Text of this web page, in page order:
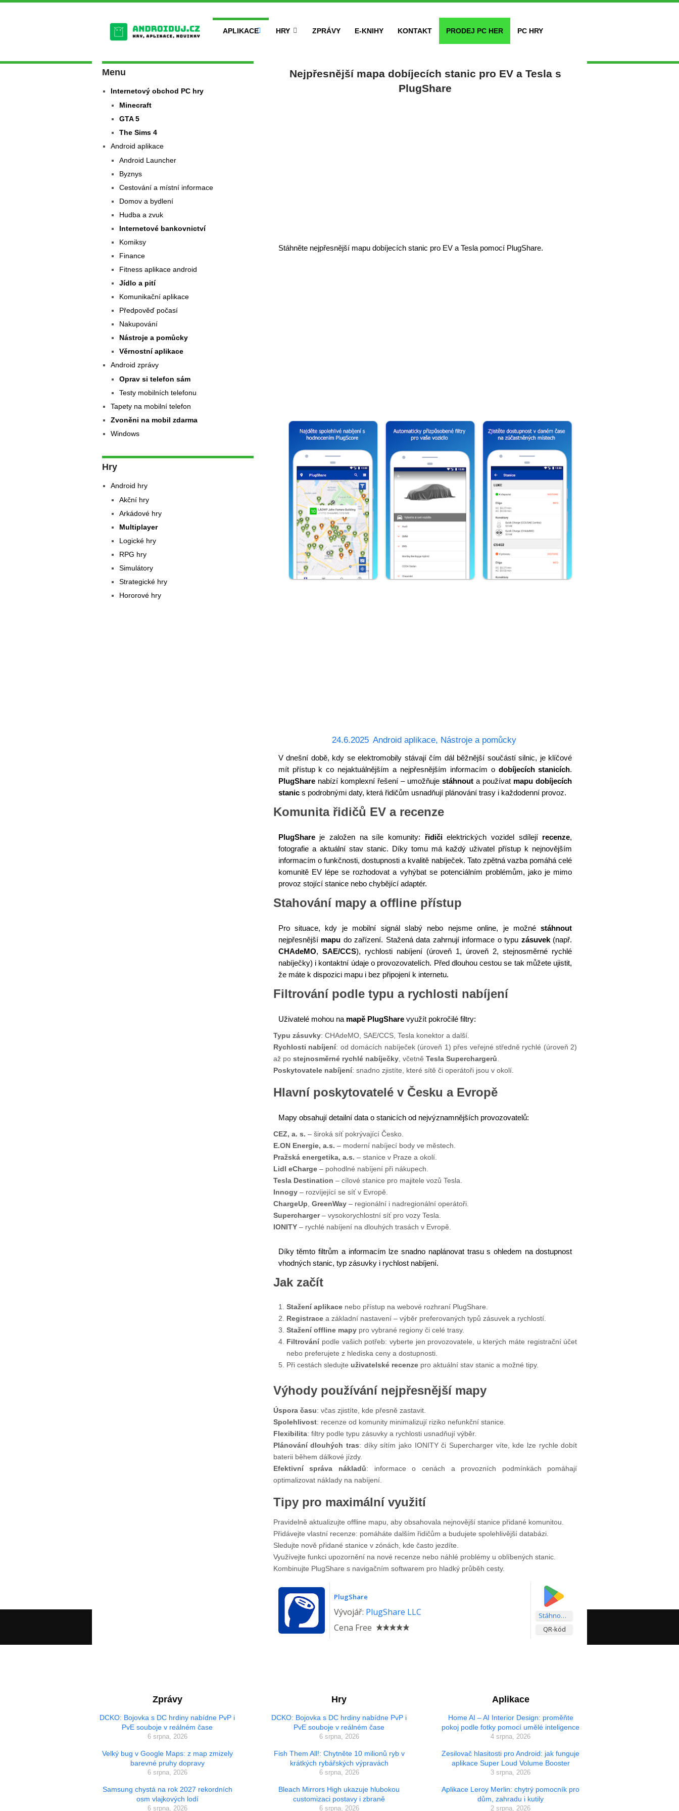
APLIKACE HRY ZPRÁVY E-KNIHY KONTAKT PRODEJ PC HER PC HRY
Nejpřesnější mapa dobíjecích stanic pro EV a Tesla s
PlugShare
Stáhněte nejpřesnější mapu dobíjecích stanic pro EV a Tesla pomocí PlugShare.
24.6.2025 Android aplikace, Nástroje a pomůcky
V dnešní době, kdy se elektromobily stávají čím dál běžnější součástí silnic, je klíčové
mít přístup k co nejaktuálnějším a nejpřesnějším informacím o dobíjecích stanicích.
PlugSharenabízí komplexní řešení – umožňujestáhnout a používat mapu dobíjecích
stanics podrobnými daty, která řidičům usnadňují plánování trasy i každodenní provoz.
Komunita řidičů EV a recenze
PlugShareje založen na síle komunity: řidičielektrických vozidel sdílejí recenze,
fotografie a aktuální stav stanic. Díky tomu má každý uživatel přístup k nejnovějším
informacím o funkčnosti, dostupnosti a kvalitě nabíječek. Tato zpětná vazba pomáhá celé
komunitě EV lépe se rozhodovat a vyhýbat se potenciálním problémům, jako je mimo
provoz stojící stanice nebo chybějící adaptér.
Stahování mapy a offline přístup
Pro situace, kdy je mobilní signál slabý nebo nejsme online, je možnéstáhnout
nejpřesnější mapu do zařízení. Stažená data zahrnují informace o typu zásuvek(např.
CHAdeMO, SAE/CCS), rychlosti nabíjení (úroveň 1, úroveň 2, stejnosměrné rychlé
nabíječky) i kontaktní údaje o provozovatelích. Před dlouhou cestou se tak můžete ujistit,
že máte k dispozici mapu i bez připojení k internetu.
Filtrování podle typu a rychlosti nabíjení
Uživatelé mohou na mapě PlugSharevyužít pokročilé filtry:
Typu zásuvky: CHAdeMO, SAE/CCS, Tesla konektor a další.
Rychlosti nabíjení: od domácích nabíječek (úroveň 1) přes veřejné středně rychlé (úroveň 2)
až po stejnosměrné rychlé nabíječky, včetně Tesla Superchargerů.
Poskytovatele nabíjení: snadno zjistíte, které sítě či operátoři jsou v okolí.
Hlavní poskytovatelé v Česku a Evropě
Mapy obsahují detailní data o stanicích od nejvýznamnějších provozovatelů:
CEZ, a. s. – široká síť pokrývající Česko.
E.ON Energie, a.s. – moderní nabíjecí body ve městech.
Pražská energetika, a.s. – stanice v Praze a okolí.
Lidl eCharge– pohodlné nabíjení při nákupech.
Tesla Destination – cílové stanice pro majitele vozů Tesla.
Innogy– rozvíjející se síť v Evropě.
ChargeUp, GreenWay– regionální i nadregionální operátoři.
Supercharger– vysokorychlostní síť pro vozy Tesla.
IONITY– rychlé nabíjení na dlouhých trasách v Evropě.
Díky těmto filtrům a informacím lze snadno naplánovat trasu s ohledem na dostupnost
vhodných stanic, typ zásuvky i rychlost nabíjení.
Jak začít
Stažení aplikace nebo přístup na webové rozhraní PlugShare.
Registrace a základní nastavení – výběr preferovaných typů zásuvek a rychlostí.
Stažení offline mapy pro vybrané regiony či celé trasy.
Filtrovánípodle vašich potřeb: vyberte jen provozovatele, u kterých máte registrační účet
nebo preferujete z hlediska ceny a dostupnosti.
Při cestách sledujte uživatelské recenze pro aktuální stav stanic a možné tipy.
Výhody používání nejpřesnější mapy
Úspora času: včas zjistíte, kde přesně zastavit.
Spolehlivost: recenze od komunity minimalizují riziko nefunkční stanice.
Flexibilita: filtry podle typu zásuvky a rychlosti usnadňují výběr.
Plánování dlouhých tras: díky sítím jako IONITY či Supercharger víte, kde lze rychle dobít
baterii během dálkové jízdy.
Efektivní správa nákladů: informace o cenách a provozních podmínkách pomáhají
optimalizovat náklady na nabíjení.
Tipy pro maximální využití
Pravidelně aktualizujte offline mapu, aby obsahovala nejnovější stanice přidané komunitou.
Přidávejte vlastní recenze: pomáháte dalším řidičům a budujete spolehlivější databázi.
Sledujte nově přidané stanice v zónách, kde často jezdíte.
Využívejte funkci upozornění na nové recenze nebo náhlé problémy u oblíbených stanic.
Kombinujte PlugShare s navigačním softwarem pro hladký průběh cesty.
Stáhnout aplikaci
QR-kód
PlugShare
Vývojář: PlugShare LLC
Cena Free
Menu
Internetový obchod PC hry
Minecraft
GTA 5
The Sims 4
Android aplikace
Android Launcher
Byznys
Cestování a místní informace
Domov a bydlení
Hudba a zvuk
Internetové bankovnictví
Komiksy
Finance
Fitness aplikace android
Jídlo a pití
Komunikační aplikace
Předpověď počasí
Nakupování
Nástroje a pomůcky
Věrnostní aplikace
Android zprávy
Oprav si telefon sám
Testy mobilních telefonu
Tapety na mobilní telefon
Zvoněni na mobil zdarma
Windows
Hry
Android hry
Akční hry
Arkádové hry
Multiplayer
Logické hry
RPG hry
Simulátory
Strategické hry
Hororové hry
Zprávy
DCKO: Bojovka s DC hrdiny nabídne PvP i
PvE souboje v reálném čase
6 srpna, 2026
Velký bug v Google Maps: z map zmizely
barevné pruhy dopravy
6 srpna, 2026
Samsung chystá na rok 2027 rekordních
osm vlajkových lodí
6 srpna, 2026
Hry
DCKO: Bojovka s DC hrdiny nabídne PvP i
PvE souboje v reálném čase
6 srpna, 2026
Fish Them All!: Chytněte 10 milionů ryb v
krátkých rybářských výpravách
6 srpna, 2026
Bleach Mirrors High ukazuje hlubokou
customizaci postavy i zbraně
6 srpna, 2026
Aplikace
Home AI – AI Interior Design: proměňte
pokoj podle fotky pomocí umělé inteligence
4 srpna, 2026
Zesilovač hlasitosti pro Android: jak funguje
aplikace Super Loud Volume Booster
3 srpna, 2026
Aplikace Leroy Merlin: chytrý pomocník pro
dům, zahradu i kutily
2 srpna, 2026